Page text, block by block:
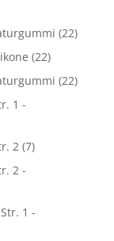
(22)
(22)
(22)
1 -
2 (7)
2 -
1 -